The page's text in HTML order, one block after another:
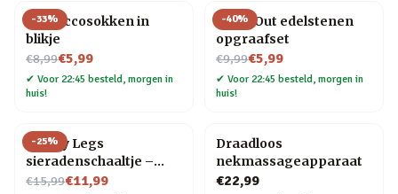
-33%
Proseccosokken in
blikje
€8,99
Nu voor€5,99
✔ Voor 22:45 besteld, morgen in
huis!
-40%
Dig It Out edelstenen
opgraafset
€9,99
Nu voor€5,99
✔ Voor 22:45 besteld, morgen in
huis!
-25%
Happy Legs
sieradenschaaltje –
Rood/pumps
€15,99
Nu voor€11,99
Draadloos
nekmassageapparaat
€22,99